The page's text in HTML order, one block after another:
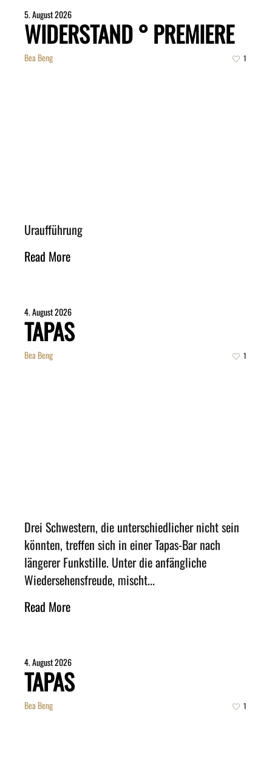
5. August 2026
WIDERSTAND ° PREMIERE
Bea Beng 1
Uraufführung
Read More
4. August 2026
TAPAS
Bea Beng 1
Drei Schwestern, die unterschiedlicher nicht sein
könnten, treffen sich in einer Tapas-Bar nach
längerer Funkstille. Unter die anfängliche
Wiedersehensfreude, mischt...
Read More
4. August 2026
TAPAS
Bea Beng 1